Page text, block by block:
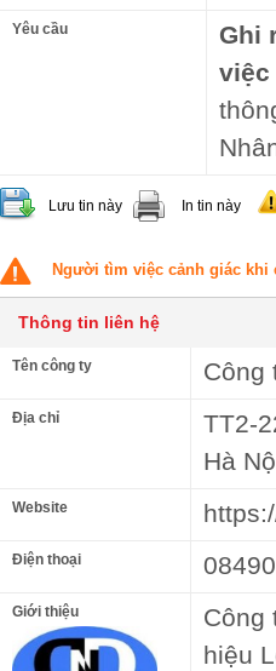
Yêu cầu
Ghi
việc
Lưu tin này In tin này
Người tìm việc cảnh giác khi
Thông tin liên hệ
Tên công ty Công
Địa chỉ
TT2-
Hà
Website
Điện thoại
Giới thiệu
Công
hiệu